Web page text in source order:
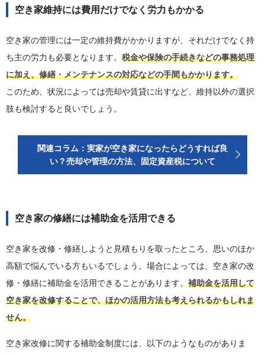
空き家維持には費用だけでなく労力もかかる
空き家の管理には一定の維持費がかかりますが、それだけでなく持
ち主の労力も必要となります。 税金や保険の手続きなどの事務処理
に加え、修繕・メンテナンスの対応などの手間もかかります。
このため、状況によっては売却や賃貸に出すなど、維持以外の選択
肢も検討すると良いでしょう。
関連コラム：実家が空き家になったらどうすれば良
い？売却や管理の方法、固定資産税について
空き家の修繕には補助金を活用できる
空き家を改修・修繕しようと見積もりを取ったところ、思いのほか
高額で悩んでいる方もいるでしょう。場合によっては、空き家の改
修・修繕に補助金を活用できることがあります。 補助金を活用して
空き家を改修することで、ほかの活用方法も考えられるかもしれま
せん。
空き家改修に関する補助金制度には、以下のようなものがありま